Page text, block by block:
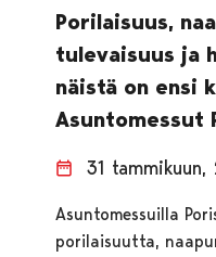
Porilaisuus,
tulevaisuus ja
näistä on ensi
Asuntomessut
31 tammikuun,
Asuntomessuilla
porilaisuutta,